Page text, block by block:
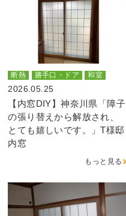
断熱 勝手口・ドア 和室
2026.05.25
【内窓DIY】神奈川県「障子
の張り替えから解放され、
とても嬉しいです。」T様邸
内窓
もっと見る